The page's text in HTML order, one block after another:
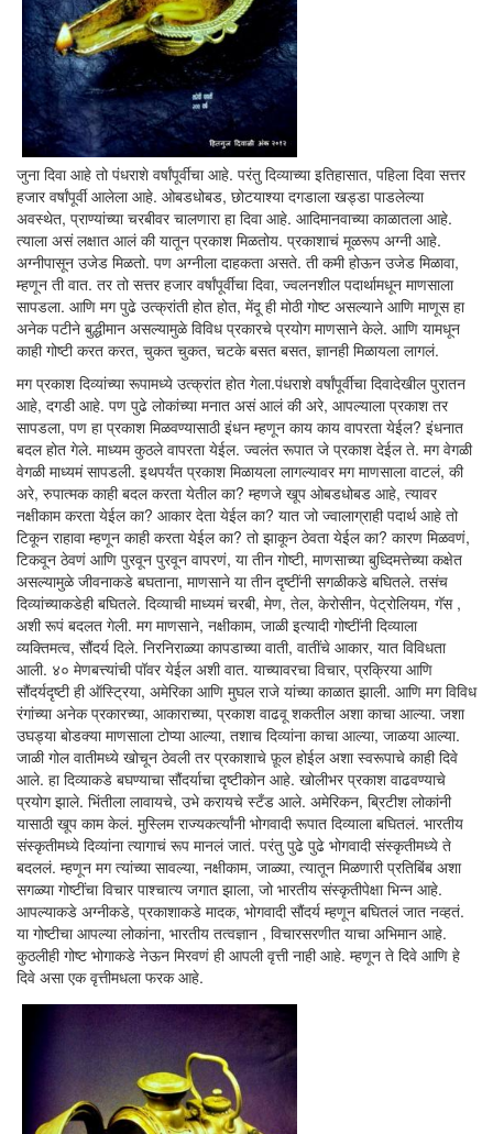
जुना दिवा आहे तो पंधराशे वर्षांपूर्वीचा आहे. परंतु दिव्याच्या इतिहासात, पहिला दिवा सत्तर
हजार वर्षांपूर्वी आलेला आहे. ओबडधोबड, छोटयाश्या दगडाला खड्डा पाडलेल्या
अवस्थेत, प्राण्यांच्या चरबीवर चालणारा हा दिवा आहे. आदिमानवाच्या काळातला आहे.
त्याला असं लक्षात आलं की यातून प्रकाश मिळतोय. प्रकाशाचं मूळरूप अग्नी आहे.
अग्नीपासून उजेड मिळतो. पण अग्नीला दाहकता असते. ती कमी होऊन उजेड मिळावा,
म्हणून ती वात. तर तो सत्तर हजार वर्षांपूर्वीचा दिवा, ज्वलनशील पदार्थामधून माणसाला
सापडला. आणि मग पुढे उत्क्रांती होत होत, मेंदू ही मोठी गोष्ट असल्याने आणि माणूस हा
अनेक पटीने बुद्धीमान असल्यामुळे विविध प्रकारचे प्रयोग माणसाने केले. आणि यामधून
काही गोष्टी करत करत, चुकत चुकत, चटके बसत बसत, ज्ञानही मिळायला लागलं.
मग प्रकाश दिव्यांच्या रूपामध्ये उत्क्रांत होत गेला.पंधराशे वर्षांपूर्वीचा दिवादेखील पुरातन
आहे, दगडी आहे. पण पुढे लोकांच्या मनात असं आलं की अरे, आपल्याला प्रकाश तर
सापडला, पण हा प्रकाश मिळवण्यासाठी इंधन म्हणून काय काय वापरता येईल? इंधनात
बदल होत गेले. माध्यम कुठले वापरता येईल. ज्वलंत रूपात जे प्रकाश देईल ते. मग वेगळी
वेगळी माध्यमं सापडली. इथपर्यंत प्रकाश मिळायला लागल्यावर मग माणसाला वाटलं, की
अरे, रुपात्मक काही बदल करता येतील का? म्हणजे खूप ओबडधोबड आहे, त्यावर
नक्षीकाम करता येईल का? आकार देता येईल का? यात जो ज्वालाग्राही पदार्थ आहे तो
टिकून राहावा म्हणून काही करता येईल का? तो झाकून ठेवता येईल का? कारण मिळवणं,
टिकवून ठेवणं आणि पुरवून पुरवून वापरणं, या तीन गोष्टी, माणसाच्या बुध्दिमत्तेच्या कक्षेत
असल्यामुळे जीवनाकडे बघताना, माणसाने या तीन दृष्टींनी सगळीकडे बघितले. तसंच
दिव्यांच्याकडेही बघितले. दिव्याची माध्यमं चरबी, मेण, तेल, केरोसीन, पेट्रोलियम, गॅस ,
अशी रूपं बदलत गेली. मग माणसाने, नक्षीकाम, जाळी इत्यादी गोष्टींनी दिव्याला
व्यक्तिमत्व, सौंदर्य दिले. निरनिराळ्या कापडाच्या वाती, वातींचे आकार, यात विविधता
आली. ४० मेणबत्त्यांची पॉवर येईल अशी वात. याच्यावरचा विचार, प्रक्रिया आणि
सौंदर्यदृष्टी ही ऑस्ट्रिया, अमेरिका आणि मुघल राजे यांच्या काळात झाली. आणि मग विविध
रंगांच्या अनेक प्रकारच्या, आकाराच्या, प्रकाश वाढवू शकतील अशा काचा आल्या. जशा
उघड्या बोडक्या माणसाला टोप्या आल्या, तशाच दिव्यांना काचा आल्या, जाळया आल्या.
जाळी गोल वातीमध्ये खोचून ठेवली तर प्रकाशाचे फ़ूल होईल अशा स्वरूपाचे काही दिवे
आले. हा दिव्याकडे बघण्याचा सौंदर्याचा दृष्टीकोन आहे. खोलीभर प्रकाश वाढवण्याचे
प्रयोग झाले. भिंतीला लावायचे, उभे करायचे स्टँड आले. अमेरिकन, ब्रिटीश लोकांनी
यासाठी खूप काम केलं. मुस्लिम राज्यकर्त्यांनी भोगवादी रूपात दिव्याला बघितलं. भारतीय
संस्कृतीमध्ये दिव्यांना त्यागाचं रूप मानलं जातं. परंतु पुढे पुढे भोगवादी संस्कृतीमध्ये ते
बदललं. म्हणून मग त्यांच्या सावल्या, नक्षीकाम, जाळ्या, त्यातून मिळणारी प्रतिबिंब अशा
सगळ्या गोष्टींचा विचार पाश्चात्य जगात झाला, जो भारतीय संस्कृतीपेक्षा भिन्न आहे.
आपल्याकडे अग्नीकडे, प्रकाशाकडे मादक, भोगवादी सौंदर्य म्हणून बघितलं जात नव्हतं.
या गोष्टीचा आपल्या लोकांना, भारतीय तत्वज्ञान , विचारसरणीत याचा अभिमान आहे.
कुठलीही गोष्ट भोगाकडे नेऊन मिरवणं ही आपली वृत्ती नाही आहे. म्हणून ते दिवे आणि हे
दिवे असा एक वृत्तीमधला फरक आहे.